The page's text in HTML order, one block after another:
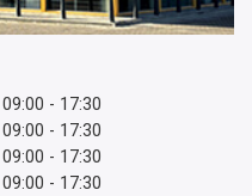
09:00 - 17:30
09:00 - 17:30
09:00 - 17:30
09:00 - 17:30